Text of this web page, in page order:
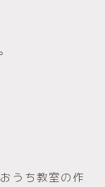
うち教室の作